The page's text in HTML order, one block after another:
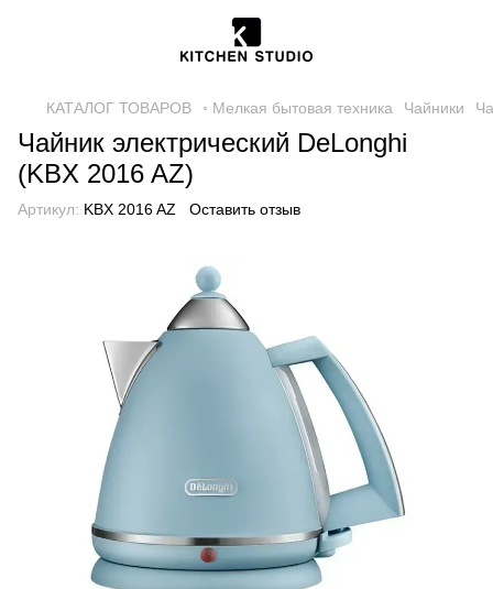
КАТАЛОГ ТОВАРОВ ◦ Мелкая бытовая техника Чайники
Чайник электрический DeLonghi
(KBX 2016 AZ)
Артикул: KBX 2016 AZ Оставить отзыв